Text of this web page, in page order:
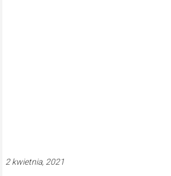
2 kwietnia, 2021